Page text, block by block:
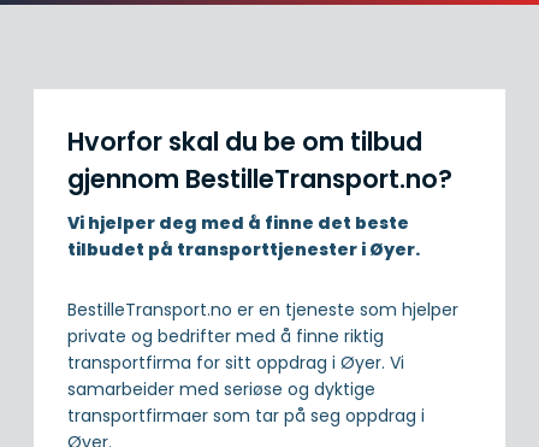
Hvorfor skal du be om tilbud
gjennom BestilleTransport.no?
Vi hjelper deg med å finne det beste
tilbudet på transporttjenester i Øyer.
BestilleTransport.no er en tjeneste som hjelper
private og bedrifter med å finne riktig
transportfirma for sitt oppdrag i Øyer. Vi
samarbeider med seriøse og dyktige
transportfirmaer som tar på seg oppdrag i